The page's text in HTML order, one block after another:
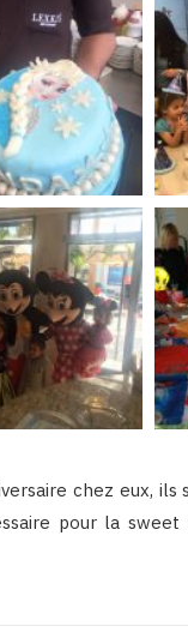
chez eux,
pour la sweet